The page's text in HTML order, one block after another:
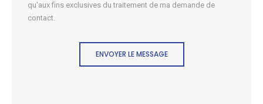
qu'aux fins exclusives du traitement de ma demande de
contact.
ENVOYER LE MESSAGE